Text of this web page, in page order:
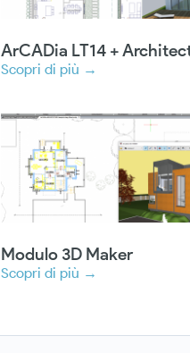
ArCADia LT14 +
Scopri di più →
Modulo 3D Maker
Scopri di più →